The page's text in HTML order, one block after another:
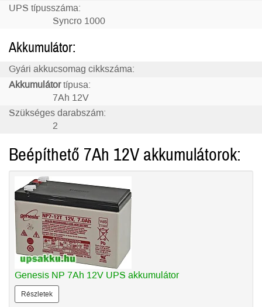
UPS típusszáma:
Syncro 1000
Akkumulátor:
Gyári akkucsomag cikkszáma:
Akkumulátortípusa:
7Ah 12V
Szükséges darabszám:
2
Beépíthető 7Ah 12V akkumulátorok:
Genesis NP 7Ah 12V UPS akkumulátor
Részletek